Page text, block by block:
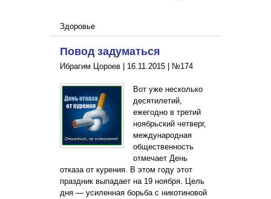
Здоровье
Повод задуматься
Ибрагим Цороев | 16.11.2015 №174
Вот уже несколько
десятилетий,
ежегодно в третий
ноябрьский четверг,
международная
общественность
отмечает День
отказа от курения. В этом году этот
праздник выпадает на 19 ноября. Цель
дня — усиленная борьба с никотиновой